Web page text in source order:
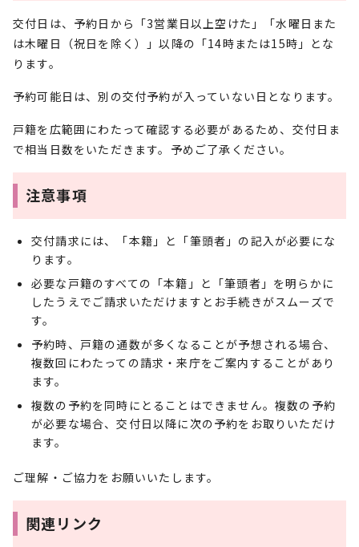
交付日は、予約日から「3営業日以上空けた」「水曜日また
は木曜日（祝日を除く）」以降の「14時または15時」とな
ります。
予約可能日は、別の交付予約が入っていない日となります。
戸籍を広範囲にわたって確認する必要があるため、交付日ま
で相当日数をいただきます。予めご了承ください。
注意事項
交付請求には、「本籍」と「筆頭者」の記入が必要にな
ります。
必要な戸籍のすべての「本籍」と「筆頭者」を明らかに
したうえでご請求いただけますとお手続きがスムーズで
す。
予約時、戸籍の通数が多くなることが予想される場合、
複数回にわたっての請求・来庁をご案内することがあり
ます。
複数の予約を同時にとることはできません。複数の予約
が必要な場合、交付日以降に次の予約をお取りいただけ
ます。
ご理解・ご協力をお願いいたします。
関連リンク